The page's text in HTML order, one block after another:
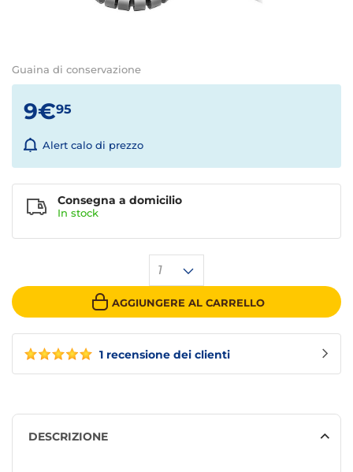
Guaina di conservazione
1 recensione dei clienti
9€95
Alert calo di prezzo
1
AGGIUNGERE AL CARRELLO
Consegna a domicilio
In stock
DESCRIZIONE